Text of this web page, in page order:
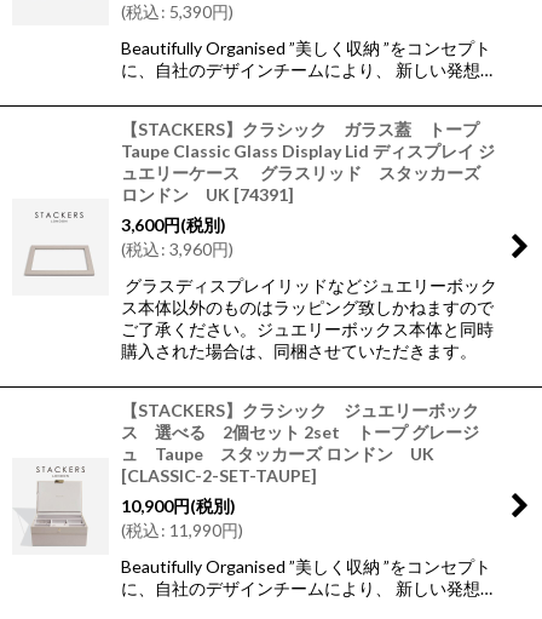
(税込: 5,390円)
Beautifully Organised ”美しく収納 ”をコンセプト
に、自社のデザインチームにより、 新しい発想…
【STACKERS】クラシック ガラス蓋 トープ
Taupe Classic Glass Display Lid ディスプレイ ジ
ュエリーケース グラスリッド スタッカーズ
ロンドン UK [74391]
3,600円(税別)
(税込: 3,960円)
グラスディスプレイリッドなどジュエリーボック
ス本体以外のものはラッピング致しかねますので
ご了承ください。ジュエリーボックス本体と同時
購入された場合は、同梱させていただきます。
【STACKERS】クラシック ジュエリーボック
ス 選べる 2個セット 2set トープ グレージ
ュ Taupe スタッカーズ ロンドン UK
[CLASSIC-2-SET-TAUPE]
10,900円(税別)
(税込: 11,990円)
Beautifully Organised ”美しく収納 ”をコンセプト
に、自社のデザインチームにより、 新しい発想…